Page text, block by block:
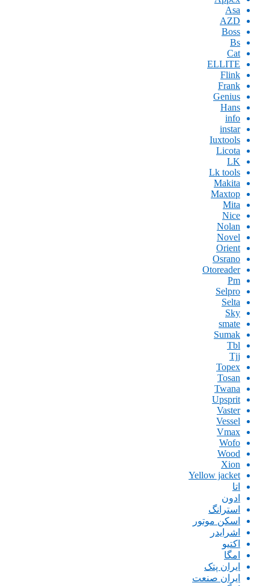
Asa
AZD
Boss
Bs
Cat
ELLITE
Flink
Frank
Genius
Hans
info
instar
Iuxtools
Licota
LK
Lk tools
Makita
Maxtop
Mita
Nice
Nolan
Novel
Orient
Osrano
Otoreader
Pm
Selpro
Selta
Sky
smate
Sumak
Tbl
Tjj
Topex
Tosan
Twana
Upsprit
Vaster
Vessel
Vmax
Wofo
Wood
Xion
Yellow jacket
اتا
ادون
استرانگ
اسکن موتور
اشرایدر
اکتیو
امگا
ایران پتک
ایران صنعت